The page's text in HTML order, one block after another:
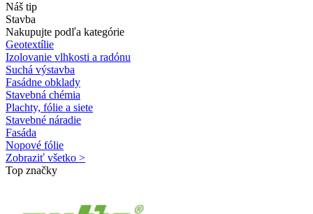
Náš tip
Stavba
Nakupujte podľa kategórie
Geotextílie
Izolovanie vlhkosti a radónu
Suchá výstavba
Fasádne obklady
Stavebná chémia
Plachty, fólie a siete
Stavebné náradie
Fasáda
Nopové fólie
Zobraziť všetko >
Top značky